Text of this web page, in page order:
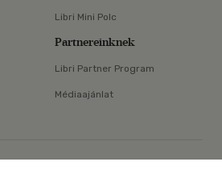
×
Libri Mini Polc
Partnereinknek
Libri Partner Program
Médiaajánlat